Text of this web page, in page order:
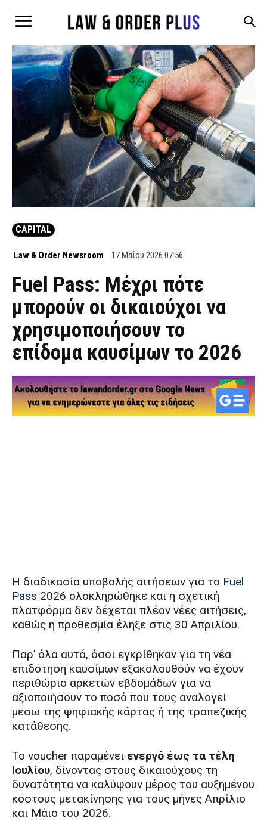
CAPITAL
Law & Order Newsroom 17 Μαΐου 2026 07:56
Fuel Pass: Μέχρι πότε
μπορούν οι δικαιούχοι να
χρησιμοποιήσουν το
επίδομα καυσίμων το 2026
Η διαδικασία υποβολής αιτήσεων για το Fuel
Pass 2026 ολοκληρώθηκε και η σχετική
πλατφόρμα δεν δέχεται πλέον νέες αιτήσεις,
καθώς η προθεσμία έληξε στις 30 Απριλίου.
Παρ’ όλα αυτά, όσοι εγκρίθηκαν για τη νέα
επιδότηση καυσίμων εξακολουθούν να έχουν
περιθώριο αρκετών εβδομάδων για να
αξιοποιήσουν το ποσό που τους αναλογεί
μέσω της ψηφιακής κάρτας ή της τραπεζικής
κατάθεσης.
Το voucher παραμένει ενεργό έως τα τέλη
Ιουλίου, δίνοντας στους δικαιούχους τη
δυνατότητα να καλύψουν μέρος του αυξημένου
κόστους μετακίνησης για τους μήνες Απρίλιο
και Μάιο του 2026.